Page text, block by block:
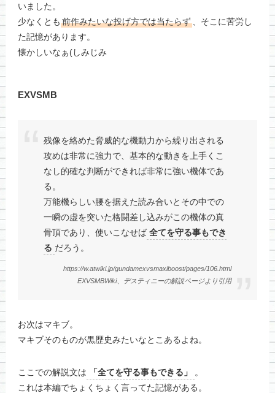
いました。
少なくとも 前作みたいな投げ方では当たらず、そこに苦労し
た記憶があります。
懐かしいなぁ(しみじみ
EXVSMB
残像を絡めた脅威的な機動力から繰り出される
攻めは非常に強力で、基本的な動きを上手くこ
なし的確な判断ができれば非常に強い機体であ
る。
万能機らしい腰を据えた読み合いとその中での
一瞬の虚を突いた格闘差し込みがこの機体の真
骨頂であり、使いこなせば 全てを守る事もでき
る だろう。
https://w.atwiki.jp/gundamexvsmaxiboost/pages/106.html
EXVSMBWiki、デスティニーの解説ページより引用
お次はマキブ。
マキブそのものが黒歴史みたいなとこあるよね。
ここでの解説文は 「全てを守る事もできる」
。
これは本編でちょくちょく言ってた記憶がある。